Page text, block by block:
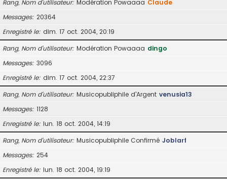
Rang, Nom d’utilisateur Modération Powaaaa Claude
Messages 20364
Enregistré le dim. 17 oct. 2004, 20:19
Rang, Nom d’utilisateur Modération Powaaaa dingo
Messages 3096
Enregistré le dim. 17 oct. 2004, 22:37
Rang, Nom d’utilisateur Musicopubliphile d'Argent venusia13
Messages 1128
Enregistré le lun. 18 oct. 2004, 14:19
Rang, Nom d’utilisateur Musicopubliphile Confirmé Joblarf
Messages 254
Enregistré le lun. 18 oct. 2004, 19:19